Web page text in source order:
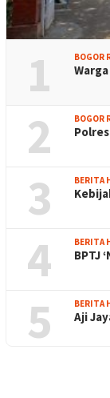
1 BOGOR
2 BOGOR
3 BERITA
4 BERITA
BPTJ
5 BERITA
Aji